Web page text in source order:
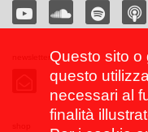
Questo sito o
questo
necessari al
finalità